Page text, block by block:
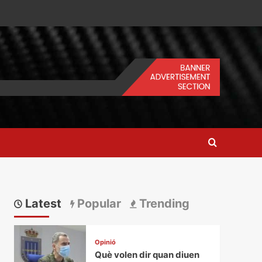
Latest Popular Trending
Opinió
Què volen dir quan diuen